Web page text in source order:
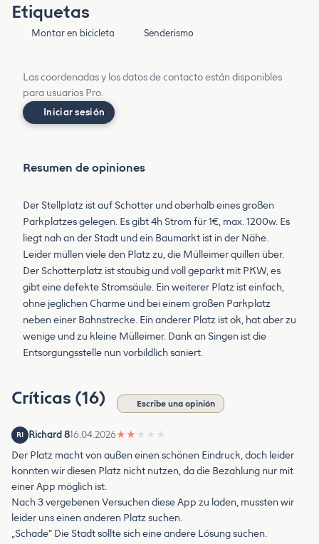
Etiquetas
Montar en bicicleta Senderismo
Las coordenadas y los datos de contacto están disponibles
para usuarios Pro.
Iniciar sesión
Resumen de opiniones
Der Stellplatz ist auf Schotter und oberhalb eines großen
Parkplatzes gelegen. Es gibt 4h Strom für 1€, max. 1200w. Es
liegt nah an der Stadt und ein Baumarkt ist in der Nähe.
Leider müllen viele den Platz zu, die Mülleimer quillen über.
Der Schotterplatz ist staubig und voll geparkt mit PKW, es
gibt eine defekte Stromsäule. Ein weiterer Platz ist einfach,
ohne jeglichen Charme und bei einem großen Parkplatz
neben einer Bahnstrecke. Ein anderer Platz ist ok, hat aber zu
wenige und zu kleine Mülleimer. Dank an Singen ist die
Entsorgungsstelle nun vorbildlich saniert.
Críticas (16) Escribe una opinión
RI Richard 816.04.2026★ ★ ★ ★ ★
Der Platz macht von außen einen schönen Eindruck, doch leider
konnten wir diesen Platz nicht nutzen, da die Bezahlung nur mit
einer App möglich ist.
Nach 3 vergebenen Versuchen diese App zu laden, mussten wir
leider uns einen anderen Platz suchen.
„Schade“ Die Stadt sollte sich eine andere Lösung suchen.